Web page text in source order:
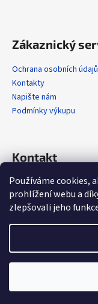
Používáme cookies,
prohlížení webu a
zlepšovali jeho
Zákaznický
Ochrana osobních údajů
Kontakty
Napište nám
Podmínky výkupu
Kontakt
info@alola.cz
+420 608 608 358
https://
alola.cz/